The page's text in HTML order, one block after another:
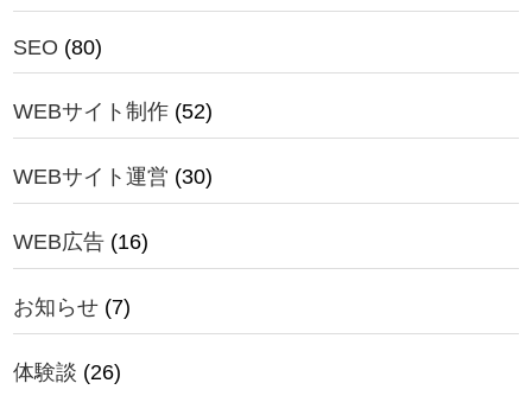
SEO (80)
WEBサイト制作 (52)
WEBサイト運営 (30)
WEB広告 (16)
お知らせ (7)
体験談 (26)